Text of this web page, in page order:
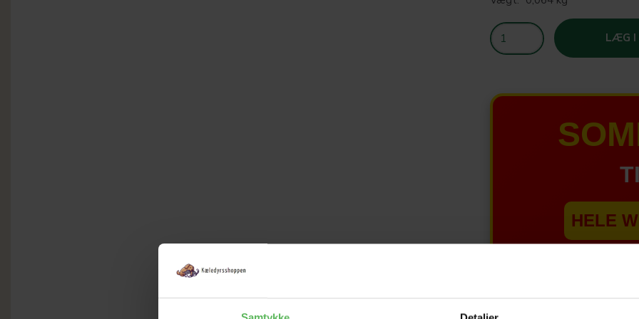
LÆG I
HELE
Tilbud